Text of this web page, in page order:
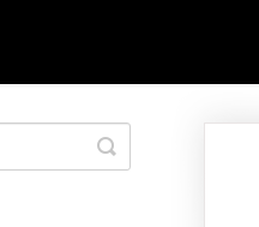
Suche
umschalten